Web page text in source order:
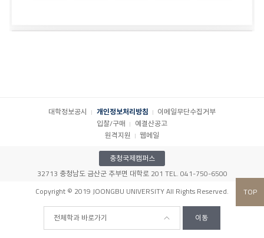
대학정보공시 개인정보처리방침
이메일무단수집거부
입찰/구매
예결산공고
원격지원
웹메일
전체학과 바로가기 이동
TOP
충청국제캠퍼스
32713 충청남도 금산군 추부면 대학로 201 TEL. 041-750-6500
Copyright © 2019 JOONGBU UNIVERSITY All Rights Reserved.